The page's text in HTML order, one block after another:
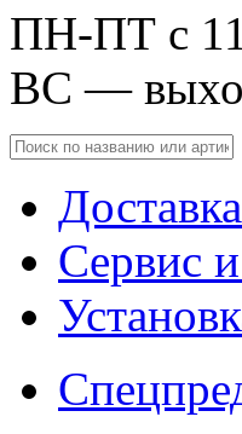
ПН-ПТ с
ВС —
Сервис